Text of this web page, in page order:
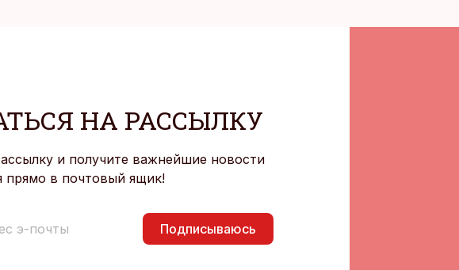
НА РАССЫЛКУ
и получите важнейшие новости
прямо в почтовый ящик!
Подписываюсь